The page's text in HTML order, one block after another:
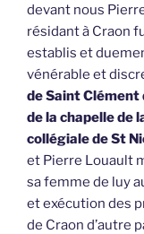
devant nous
résidant à Craon
establis et
vénérable et
de Saint Clément
de la chapelle de
collégiale de St
et Pierre Louault
sa femme de luy
et exécution des
de Craon d’autre